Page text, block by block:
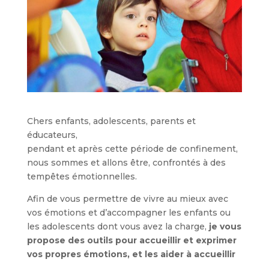
Chers enfants, adolescents, parents et
éducateurs,
pendant et après cette période de confinement,
nous sommes et allons être, confrontés à des
tempêtes émotionnelles.
Afin de vous permettre de vivre au mieux avec
vos émotions et d’accompagner les enfants ou
les adolescents dont vous avez la charge, je vous
propose des outils pour accueillir et exprimer
vos propres émotions, et les aider à accueillir